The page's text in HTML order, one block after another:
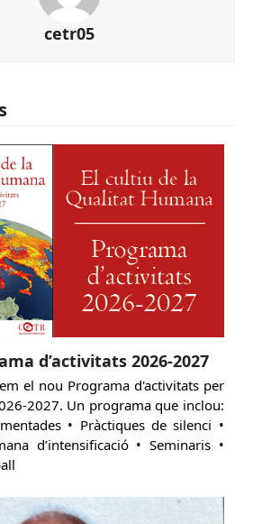
cetr05
d’activitats 2026-2027
el nou Programa d'activitats per
2027. Un programa que inclou:
• Pràctiques de silenci •
d’intensificació • Seminaris •